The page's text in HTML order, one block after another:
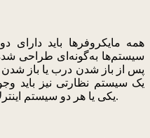
همه مایکروفرها باید
سیستم‌ها به‌گونه‌ای طراحی
پس از باز شدن درب یا باز
یک سیستم نظارتی نیز باید
یکی یا هر دو سیستم اینترلاک، عملکرد مایکروفر متوقف شود.